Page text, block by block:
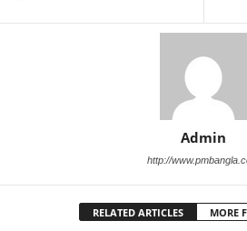
Admin
http://
RELATED ARTICLES MORE